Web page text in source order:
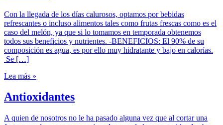
Con la llegada de los días calurosos, optamos por bebidas
refrescantes o incluso alimentos tales como frutas frescas como es el
caso del melón, ya que si lo tomamos en temporada obtenemos
todos sus beneficios y nutrientes. -BENEFICIOS: El 90% de su
composición es agua, es por ello muy hidratante y bajo en calorías.
Se […]
Lea más »
Antioxidantes
A quien de nosotros no le ha pasado alguna vez que al cortar una